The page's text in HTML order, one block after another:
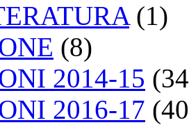
(1)
(8)
2014-15
2016-17